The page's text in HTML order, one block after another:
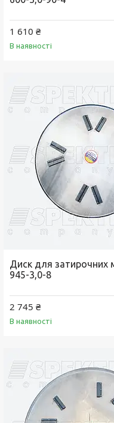
Купити
1 610 ₴
В наявності
Купити
Диск для затирочних
945-3,0-8
2 745 ₴
В наявності